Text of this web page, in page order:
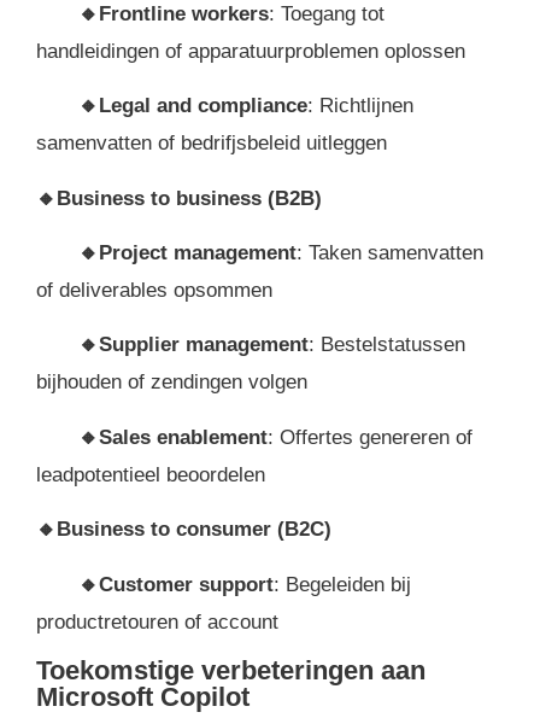
🔸 Frontline workers: Toegang tot
handleidingen of apparatuurproblemen oplossen
🔸 Legal and compliance: Richtlijnen
samenvatten of bedrifjsbeleid uitleggen
🔸 Business to business (B2B)
🔸 Project management: Taken samenvatten
of deliverables opsommen
🔸Supplier management: Bestelstatussen
bijhouden of zendingen volgen
🔸Sales enablement: Offertes genereren of
leadpotentieel beoordelen
🔸 Business to consumer (B2C)
🔸Customer support: Begeleiden bij
productretouren of account
Toekomstige verbeteringen aan
Microsoft Copilot